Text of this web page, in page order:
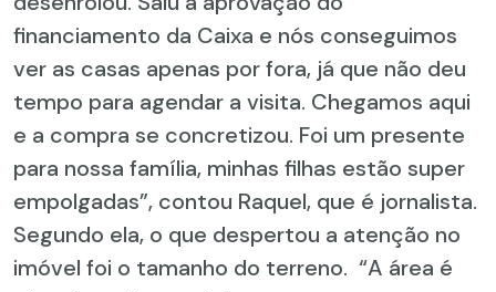
financiamento da Caixa e nós conseguimos
ver as casas apenas por fora, já que não deu
tempo para agendar a visita. Chegamos aqui
e a compra se concretizou. Foi um presente
para nossa família, minhas filhas estão super
empolgadas”, contou Raquel, que é jornalista.
Segundo ela, o que despertou a atenção no
imóvel foi o tamanho do terreno. “A área é